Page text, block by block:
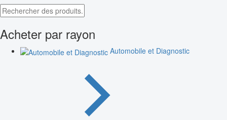
Acheter par rayon
Automobile et Diagnostic